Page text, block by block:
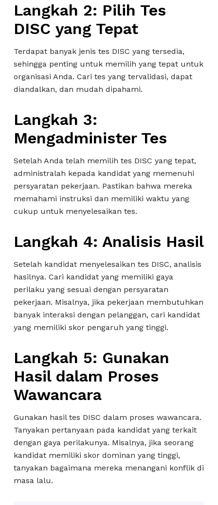
Langkah 2: Pilih Tes
DISC yang Tepat
Terdapat banyak jenis tes DISC yang tersedia,
sehingga penting untuk memilih yang tepat untuk
organisasi Anda. Cari tes yang tervalidasi, dapat
diandalkan, dan mudah dipahami.
Langkah 3:
Mengadminister Tes
Setelah Anda telah memilih tes DISC yang tepat,
administralah kepada kandidat yang memenuhi
persyaratan pekerjaan. Pastikan bahwa mereka
memahami instruksi dan memiliki waktu yang
cukup untuk menyelesaikan tes.
Langkah 4: Analisis Hasil
Setelah kandidat menyelesaikan tes DISC, analisis
hasilnya. Cari kandidat yang memiliki gaya
perilaku yang sesuai dengan persyaratan
pekerjaan. Misalnya, jika pekerjaan membutuhkan
banyak interaksi dengan pelanggan, cari kandidat
yang memiliki skor pengaruh yang tinggi.
Langkah 5: Gunakan
Hasil dalam Proses
Wawancara
Gunakan hasil tes DISC dalam proses wawancara.
Tanyakan pertanyaan pada kandidat yang terkait
dengan gaya perilakunya. Misalnya, jika seorang
kandidat memiliki skor dominan yang tinggi,
tanyakan bagaimana mereka menangani konflik di
masa lalu.